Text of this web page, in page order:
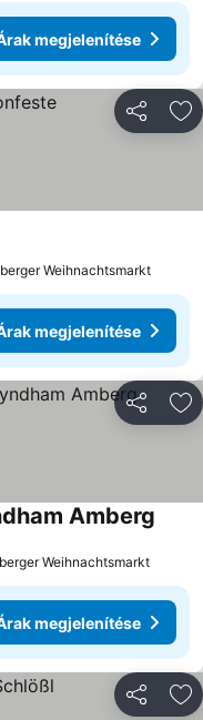
megjelenítése
Weihnachtsmarkt
megjelenítése
Amberg
Weihnachtsmarkt
megjelenítése